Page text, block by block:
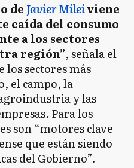
de Javier Mileiviene
caída del consumo
a los sectores
región”, señala el
sectores más
el campo, la
y las
Para los
son “motores clave
que están siendo
del Gobierno”.